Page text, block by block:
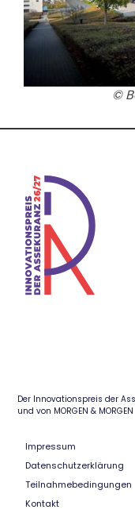
©
Der Innovationspreis der
und von MORGEN & MORGEN
Impressum
Datenschutzerklärung
Teilnahmebedingungen
Kontakt